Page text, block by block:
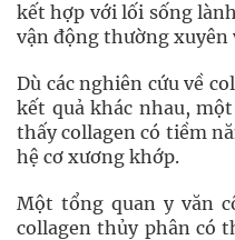
kết hợp với lối sống
vận động thường xuyên
Dù các nghiên cứu về
kết quả khác nhau,
thấy collagen có tiềm
hệ cơ xương khớp.
Một tổng quan y văn
collagen thủy phân có